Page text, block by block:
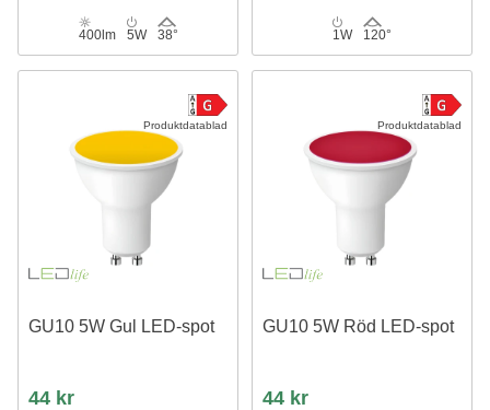
400lm 5W 38° 1W 120°
Produktdatablad
GU10 5W Gul LED-spot
44 kr
Produktdatablad
GU10 5W Röd LED-spot
44 kr